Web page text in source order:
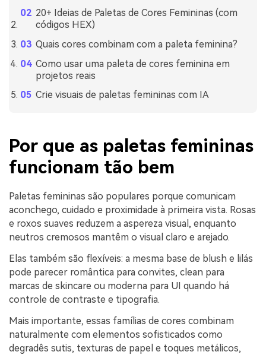
20+ Ideias de Paletas de Cores Femininas (com
códigos HEX)
Quais cores combinam com a paleta feminina?
Como usar uma paleta de cores feminina em
projetos reais
Crie visuais de paletas femininas com IA
Por que as paletas femininas
funcionam tão bem
Paletas femininas são populares porque comunicam
aconchego, cuidado e proximidade à primeira vista. Rosas
e roxos suaves reduzem a aspereza visual, enquanto
neutros cremosos mantêm o visual claro e arejado.
Elas também são flexíveis: a mesma base de blush e lilás
pode parecer romântica para convites, clean para
marcas de skincare ou moderna para UI quando há
controle de contraste e tipografia.
Mais importante, essas famílias de cores combinam
naturalmente com elementos sofisticados como
degradês sutis, texturas de papel e toques metálicos,